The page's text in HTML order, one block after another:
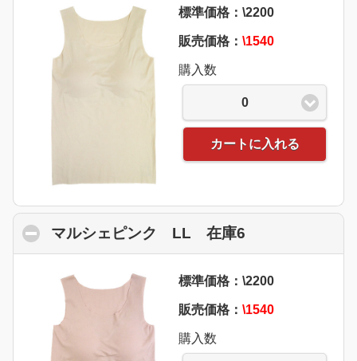
標準価格：\2200
販売価格： \1540
購入数
0
カートに入れる
マルシェピンク LL 在庫6
標準価格：\2200
販売価格： \1540
購入数